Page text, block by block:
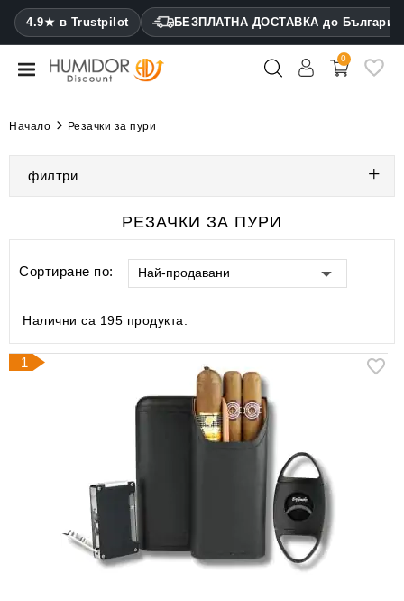
4.9★ в Trustpilot БЕЗПЛАТНА ДОСТАВКА до България
CATEGORY
Хумидори
Калъфи
за
0
Начало Резачки за пури
филтри
РЕЗАЧКИ ЗА ПУРИ
Сортиране по: Най-продавани
Налични са 195 продукта.
1